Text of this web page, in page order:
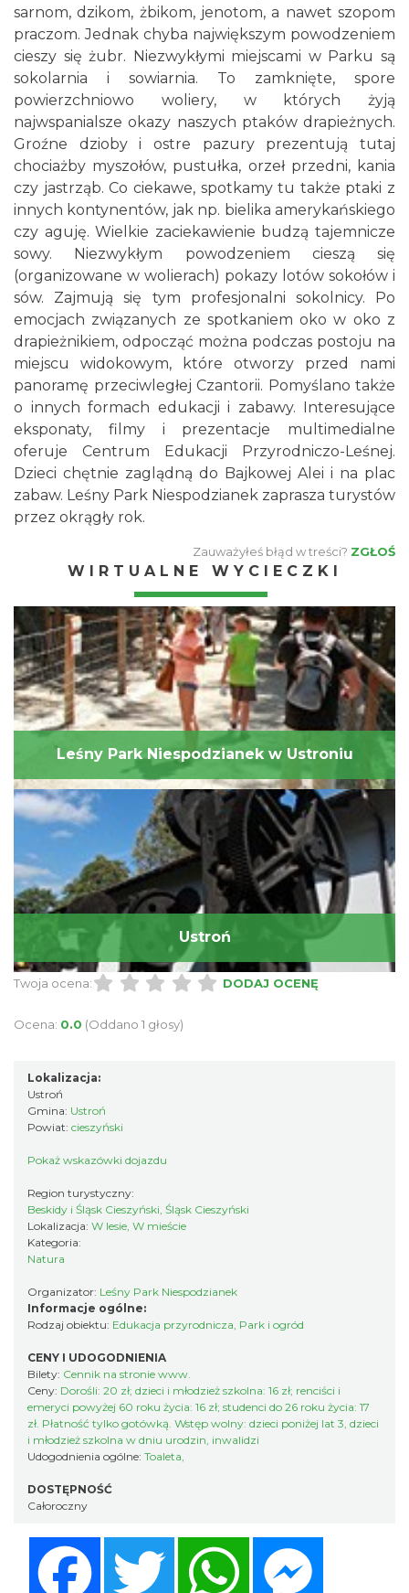
sarnom, dzikom, żbikom, jenotom, a nawet szopom
praczom. Jednak chyba największym powodzeniem
cieszy się żubr. Niezwykłymi miejscami w Parku są
sokolarnia i sowiarnia. To zamknięte, spore
powierzchniowo woliery, w których żyją
najwspanialsze okazy naszych ptaków drapieżnych.
Groźne dzioby i ostre pazury prezentują tutaj
chociażby myszołów, pustułka, orzeł przedni, kania
czy jastrząb. Co ciekawe, spotkamy tu także ptaki z
innych kontynentów, jak np. bielika amerykańskiego
czy aguję. Wielkie zaciekawienie budzą tajemnicze
sowy. Niezwykłym powodzeniem cieszą się
(organizowane w wolierach) pokazy lotów sokołów i
sów. Zajmują się tym profesjonalni sokolnicy. Po
emocjach związanych ze spotkaniem oko w oko z
drapieżnikiem, odpocząć można podczas postoju na
miejscu widokowym, które otworzy przed nami
panoramę przeciwległej Czantorii. Pomyślano także
o innych formach edukacji i zabawy. Interesujące
eksponaty, filmy i prezentacje multimedialne
oferuje Centrum Edukacji Przyrodniczo-Leśnej.
Dzieci chętnie zaglądną do Bajkowej Alei i na plac
zabaw. Leśny Park Niespodzianek zaprasza turystów
przez okrągły rok.
Zauważyłeś błąd w treści? ZGŁOŚ
WIRTUALNE WYCIECZKI
Leśny Park Niespodzianek w Ustroniu
Ustroń
Twoja ocena: DODAJ OCENĘ
Ocena: 0.0 (Oddano 1 głosy)
Lokalizacja:
Ustroń
Gmina: Ustroń
Powiat: cieszyński
Pokaż wskazówki dojazdu
Region turystyczny:
Beskidy i Śląsk Cieszyński, Śląsk Cieszyński
Lokalizacja: W lesie, W mieście
Kategoria:
Natura
Organizator: Leśny Park Niespodzianek
Informacje ogólne:
Rodzaj obiektu: Edukacja przyrodnicza, Park i ogród
CENY I UDOGODNIENIA
Bilety: Cennik na stronie www.
Ceny: Dorośli: 20 zł; dzieci i młodzież szkolna: 16 zł; renciści i
emeryci powyżej 60 roku życia: 16 zł; studenci do 26 roku życia: 17
zł. Płatność tylko gotówką. Wstęp wolny: dzieci poniżej lat 3, dzieci
i młodzież szkolna w dniu urodzin, inwalidzi
Udogodnienia ogólne: Toaleta,
DOSTĘPNOŚĆ
Całoroczny
Twitter WhatsApp